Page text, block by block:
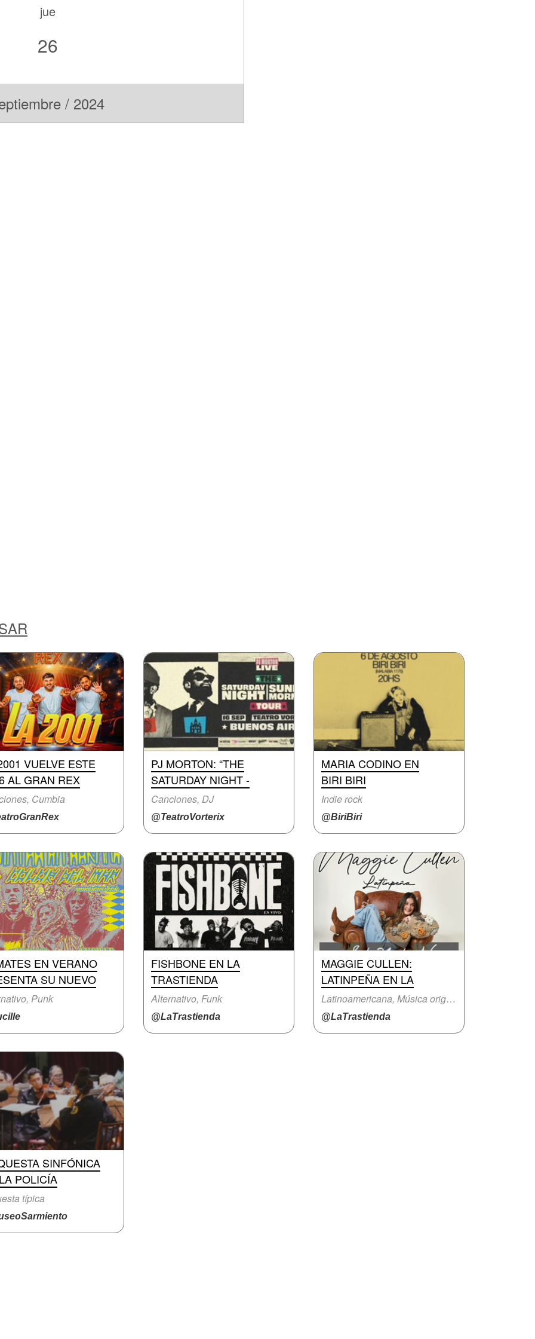
jue
26
/ 2024
VUELVE ESTE
AL GRAN REX
Cumbia
PJ MORTON: “THE
SATURDAY NIGHT -
Canciones, DJ
@TeatroVorterix
MARIA CODINO EN
BIRI BIRI
Indie rock
@BiriBiri
EN VERANO
SU NUEVO
Punk
FISHBONE EN LA
TRASTIENDA
Alternativo, Funk
@LaTrastienda
MAGGIE CULLEN:
LATINPEÑA EN LA
Latinoamericana, Música original
@LaTrastienda
SINFÓNICA
POLICÍA
típica